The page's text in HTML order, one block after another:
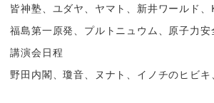
皆神塾、ユダヤ、ヤマト、新井ワールド
福島第一原発、プルトニュウム、原子力安
講演会日程
野田内閣、瓊音、ヌナト、イノチのヒビキ